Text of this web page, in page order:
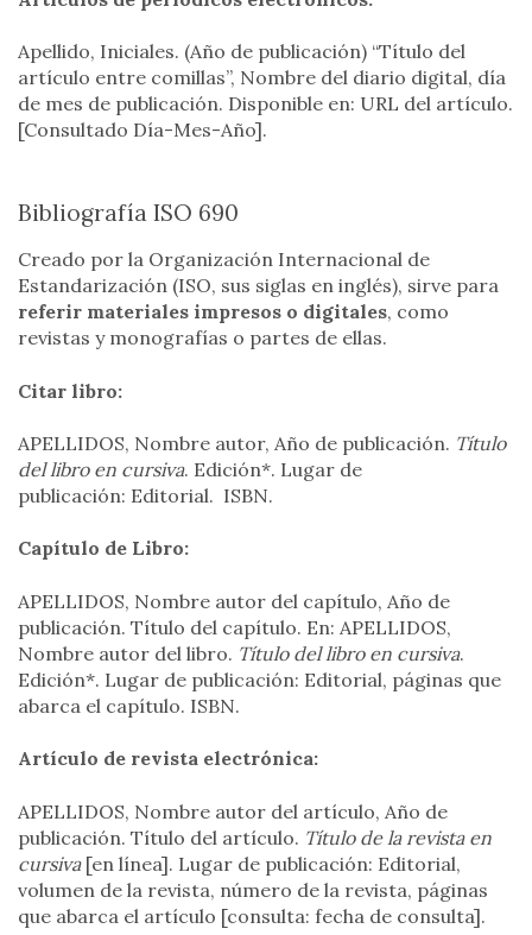
Apellido, Iniciales. (Año de publicación) “Título del
artículo entre comillas”, Nombre del diario digital, día
de mes de publicación. Disponible en: URL del artículo.
[Consultado Día-Mes-Año].
Bibliografía ISO 690
Creado por la Organización Internacional de
Estandarización (ISO, sus siglas en inglés), sirve para
referir materiales impresos o digitales, como
revistas y monografías o partes de ellas.
Citar libro:
APELLIDOS, Nombre autor, Año de publicación. Título
del libro en cursiva. Edición*. Lugar de
publicación: Editorial. ISBN.
Capítulo de Libro:
APELLIDOS, Nombre autor del capítulo, Año de
publicación. Título del capítulo. En: APELLIDOS,
Nombre autor del libro. Título del libro en cursiva.
Edición*. Lugar de publicación: Editorial, páginas que
abarca el capítulo. ISBN.
Artículo de revista electrónica:
APELLIDOS, Nombre autor del artículo, Año de
publicación. Título del artículo. Título de la revista en
cursiva[en línea]. Lugar de publicación: Editorial,
volumen de la revista, número de la revista, páginas
que abarca el artículo [consulta: fecha de consulta].